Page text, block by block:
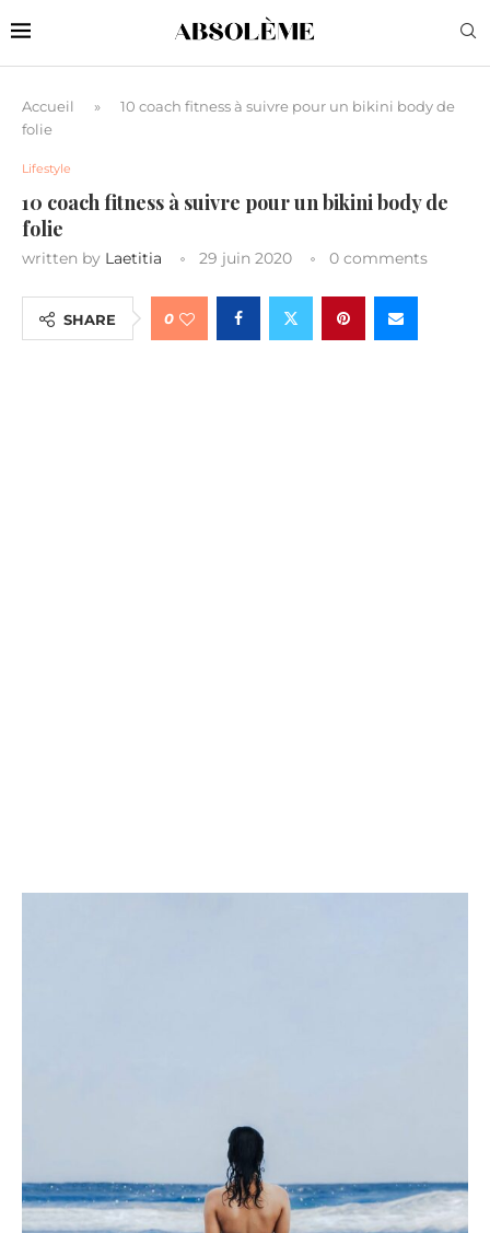
Accueil »
10 coach fitness à suivre pour un bikini body de
folie
Lifestyle
10 coach fitness à suivre pour un bikini body de
folie
written by Laetitia 29 juin 2020 0 comments
SHARE 0